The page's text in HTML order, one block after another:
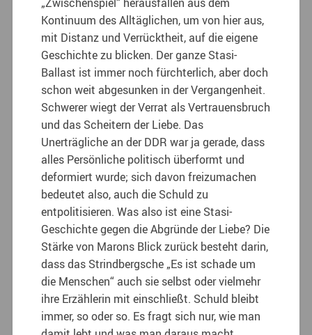
Kontinuum des Alltäglichen, um von hier aus,
mit Distanz und Verrücktheit, auf die eigene
Geschichte zu blicken. Der ganze Stasi-
Ballast ist immer noch fürchterlich, aber doch
schon weit abgesunken in der Vergangenheit.
Schwerer wiegt der Verrat als Vertrauensbruch
und das Scheitern der Liebe. Das
Unerträgliche an der DDR war ja gerade, dass
alles Persönliche politisch überformt und
deformiert wurde; sich davon freizumachen
bedeutet also, auch die Schuld zu
entpolitisieren. Was also ist eine Stasi-
Geschichte gegen die Abgründe der Liebe? Die
Stärke von Marons Blick zurück besteht darin,
dass das Strindbergsche „Es ist schade um
die Menschen“ auch sie selbst oder vielmehr
ihre Erzählerin mit einschließt. Schuld bleibt
immer, so oder so. Es fragt sich nur, wie man